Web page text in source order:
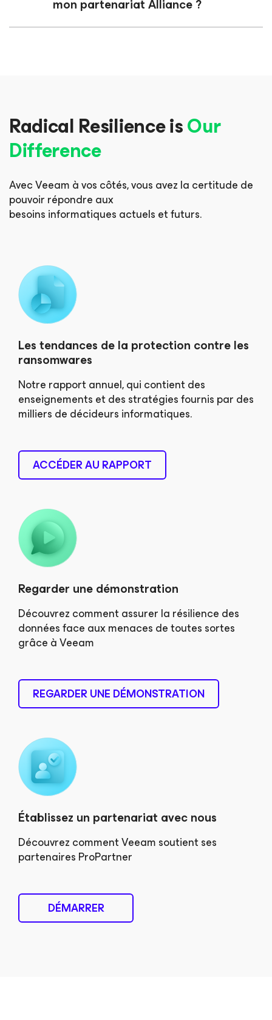
mon partenariat Alliance ?
Radical Resilience isOur
Difference
Avec Veeam à vos côtés, vous avez la certitude de
pouvoir répondre aux
besoins informatiques actuels et futurs.
Les tendances de la protection contre les
ransomwares
Notre rapport annuel, qui contient des
enseignements et des stratégies fournis par des
milliers de décideurs informatiques.
ACCÉDER AU RAPPORT
Regarder une démonstration
Découvrez comment assurer la résilience des
données face aux menaces de toutes sortes
grâce à Veeam
REGARDER UNE DÉMONSTRATION
Établissez un partenariat avec nous
Découvrez comment Veeam soutient ses
partenaires ProPartner
DÉMARRER